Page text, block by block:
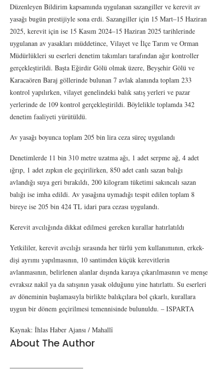
Düzenleyen Bildirim kapsamında uygulanan sazangiller ve kerevit av
yasağı bugün prestijiyle sona erdi. Sazangiller için 15 Mart–15 Haziran
2025, kerevit için ise 15 Kasım 2024–15 Haziran 2025 tarihlerinde
uygulanan av yasakları müddetince, Vilayet ve İlçe Tarım ve Orman
Müdürlükleri su eserleri denetim takımları tarafından ağır kontroller
gerçekleştirildi. Başta Eğirdir Gölü olmak üzere, Beyşehir Gölü ve
Karacaören Baraj göllerinde bulunan 7 avlak alanında toplam 233
kontrol yapılırken, vilayet genelindeki balık satış yerleri ve pazar
yerlerinde de 109 kontrol gerçekleştirildi. Böylelikle toplamda 342
denetim faaliyeti yürütüldü.
Av yasağı boyunca toplam 205 bin lira ceza süreç uygulandı
Denetimlerde 11 bin 310 metre uzatma ağı, 1 adet serpme ağ, 4 adet
ığrıp, 1 adet zıpkın ele geçirilirken, 850 adet canlı sazan balığı
avlandığı suya geri bırakıldı, 200 kilogram tüketimi sakıncalı sazan
balığı ise imha edildi. Av yasağına uymadığı tespit edilen toplam 8
bireye ise 205 bin 424 TL idari para cezası uygulandı.
Kerevit avcılığında dikkat edilmesi gereken kurallar hatırlatıldı
Yetkililer, kerevit avcılığı sırasında her türlü yem kullanımının, erkek-
dişi ayrımı yapılmasının, 10 santimden küçük kerevitlerin
avlanmasının, belirlenen alanlar dışında karaya çıkarılmasının ve menşe
evraksız nakil ya da satışının yasak olduğunu yine hatırlattı. Su eserleri
av döneminin başlamasıyla birlikte balıkçılara bol çıkarlı, kurallara
uygun bir dönem geçirilmesi temennisinde bulunuldu. – ISPARTA
Kaynak: İhlas Haber Ajansı / Mahallî
About The Author